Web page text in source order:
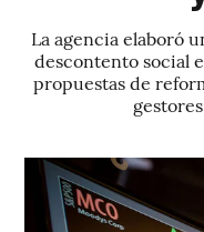
La agencia elaboró
descontento social
propuestas de